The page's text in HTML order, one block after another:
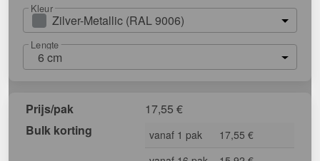
Kleur
Zilver-Metallic (RAL 9006)
Lengte
6 cm
Prijs/pak 17,55 €
Bulk korting
vanaf 1 pak
17,55 €